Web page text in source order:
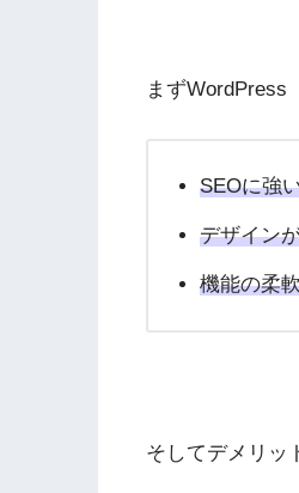
まずWordPress
SEOに強
デザイン
機能の柔
そしてデメリッ